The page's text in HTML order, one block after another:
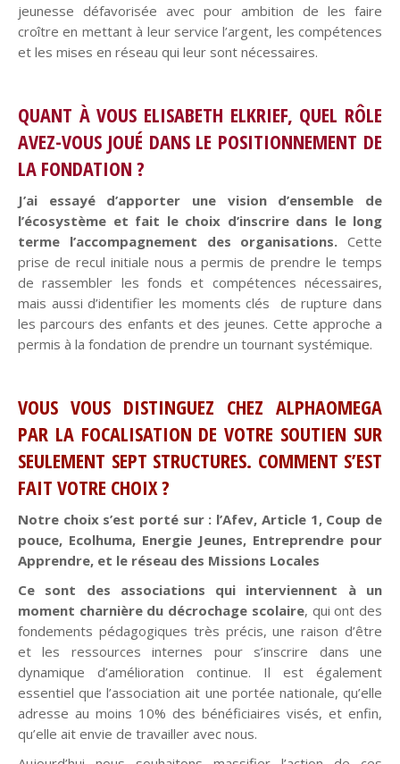
jeunesse défavorisée avec pour ambition de les faire
croître en mettant à leur service l’argent, les compétences
et les mises en réseau qui leur sont nécessaires.
QUANT À VOUS ELISABETH ELKRIEF, QUEL RÔLE
AVEZ-VOUS JOUÉ DANS LE POSITIONNEMENT DE
LA FONDATION ?
J’ai essayé d’apporter une vision d’ensemble de
l’écosystème et fait le choix d’inscrire dans le long
terme l’accompagnement des organisations. Cette
prise de recul initiale nous a permis de prendre le temps
de rassembler les fonds et compétences nécessaires,
mais aussi d’identifier les moments clés de rupture dans
les parcours des enfants et des jeunes. Cette approche a
permis à la fondation de prendre un tournant systémique.
VOUS VOUS DISTINGUEZ CHEZ ALPHAOMEGA
PAR LA FOCALISATION DE VOTRE SOUTIEN SUR
SEULEMENT SEPT STRUCTURES. COMMENT S’EST
FAIT VOTRE CHOIX ?
Notre choix s’est porté sur : l’Afev, Article 1, Coup de
pouce, Ecolhuma, Energie Jeunes, Entreprendre pour
Apprendre, et le réseau des Missions Locales
Ce sont des associations qui interviennent à un
moment charnière du décrochage scolaire, qui ont des
fondements pédagogiques très précis, une raison d’être
et les ressources internes pour s’inscrire dans une
dynamique d’amélioration continue. Il est également
essentiel que l’association ait une portée nationale, qu’elle
adresse au moins 10% des bénéficiaires visés, et enfin,
qu’elle ait envie de travailler avec nous.